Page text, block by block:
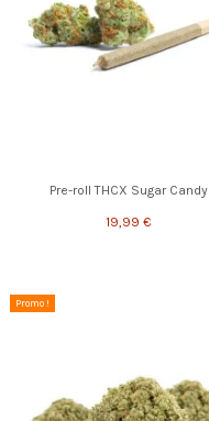
Pre-roll THCX Sugar Candy
19,99 €
Promo !